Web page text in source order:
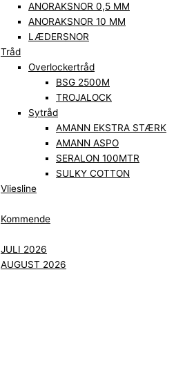
ANORAKSNOR 0,5 MM
ANORAKSNOR 10 MM
LÆDERSNOR
Tråd
Overlockertråd
BSG 2500M
TROJALOCK
Sytråd
AMANN EKSTRA STÆRK
AMANN ASPO
SERALON 100MTR
SULKY COTTON
Vliesline
Kommende
JULI 2026
AUGUST 2026